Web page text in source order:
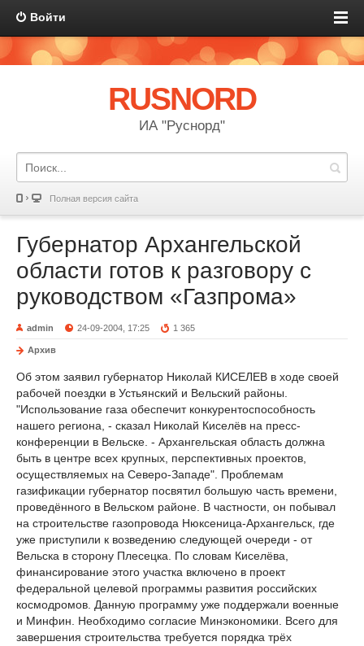
Войти
RUSNORD
ИА "Руснорд"
Полная версия сайта
Губернатор Архангельской
области готов к разговору с
руководством «Газпрома»
admin 24-09-2004, 17:25 1 365
Архив
Об этом заявил губернатор Николай КИСЕЛЕВ в ходе своей
рабочей поездки в Устьянский и Вельский районы.
"Использование газа обеспечит конкурентоспособность
нашего региона, - сказал Николай Киселёв на пресс-
конференции в Вельске. - Архангельская область должна
быть в центре всех крупных, перспективных проектов,
осуществляемых на Северо-Западе". Проблемам
газификации губернатор посвятил большую часть времени,
проведённого в Вельском районе. В частности, он побывал
на строительстве газопровода Нюксеница-Архангельск, где
уже приступили к возведению следующей очереди - от
Вельска в сторону Плесецка. По словам Киселёва,
финансирование этого участка включено в проект
федеральной целевой программы развития российских
космодромов. Данную программу уже поддержали военные
и Минфин. Необходимо согласие Минэкономики. Всего для
завершения строительства требуется порядка трёх